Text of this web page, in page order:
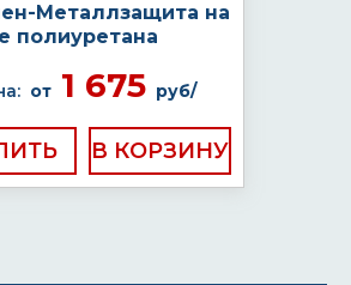
Металлзащита на
полиуретана
от 1 675 руб/